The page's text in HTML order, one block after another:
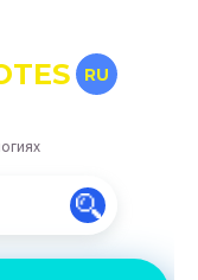
RU